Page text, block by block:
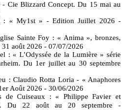
- Cie Blizzard Concept. Du 15 mai au
: « My1st » - Edition Juillet 2026 -
Sainte Foy : « Anima », bronzes,
août 2026 - 07/07/2026
: « L’Odyssée de la Lumière » série
Du 1er juillet au 30 septembre
: Claudio Rotta Loria - « Anaphores
Août 2026 - 30/06/2026
de Cuiseaux : « Philippe Favier et
Du 22 août au 20 septembre
-